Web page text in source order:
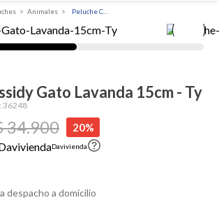
animales
Gato Lavanda 15cm - Ty
36248
34.900 20%
Davivienda
despacho a domicilio